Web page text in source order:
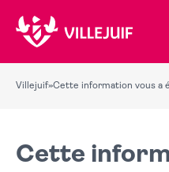
Villejuif»Cette information vous a
Cette